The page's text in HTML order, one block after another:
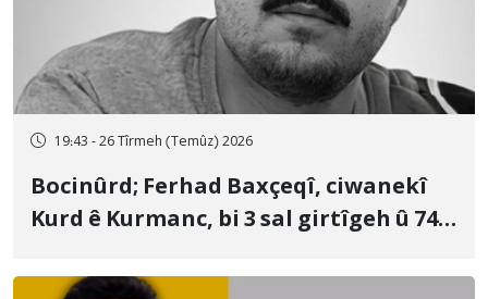
19:43 - 26 Tîrmeh (Temûz) 2026
Bocinûrd; Ferhad Baxçeqî, ciwanekî
Kurd ê Kurmanc, bi 3 sal girtîgeh û 74